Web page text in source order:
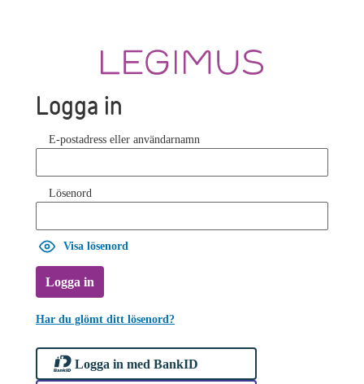
Logga in
E-postadress eller användarnamn
Lösenord
Visa lösenord
Logga in
Har du glömt ditt lösenord?
Logga in med BankID